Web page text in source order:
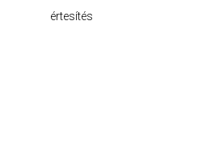
értesítés